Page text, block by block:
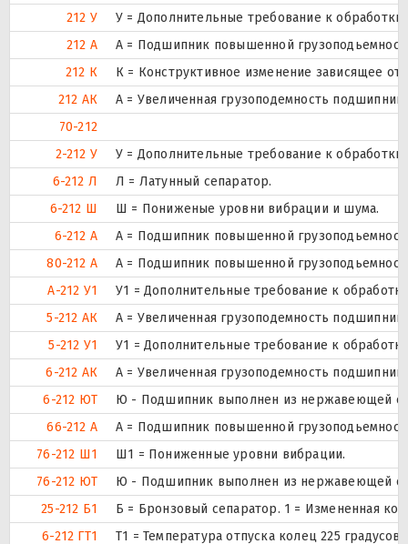
212 У
У = Дополнительные требование к
212 А
А = Подшипник повышенной
212 К
К = Конструктивное изменение зависящее от
212 АК
А = Увеличенная грузоподемность
70-212
2-212 У
У = Дополнительные требование к
6-212 Л
Л = Латунный сепаратор.
6-212 Ш
Ш = Пониженые уровни вибрации и шума.
6-212 А
А = Подшипник повышенной
80-212 А
А = Подшипник повышенной
А-212 У1
У1 = Дополнительные требование к
5-212 АК
А = Увеличенная грузоподемность
5-212 У1
У1 = Дополнительные требование к
6-212 АК
А = Увеличенная грузоподемность
6-212 ЮТ
Ю - Подшипник выполнен из нержавеющей
66-212 А
А = Подшипник повышенной
76-212 Ш1
Ш1 = Пониженные уровни вибрации.
76-212 ЮТ
Ю - Подшипник выполнен из нержавеющей
25-212 Б1
Б = Бронзовый сепаратор. 1 = Измененная
6-212 ГТ1
Т1 = Температура отпуска колец 225